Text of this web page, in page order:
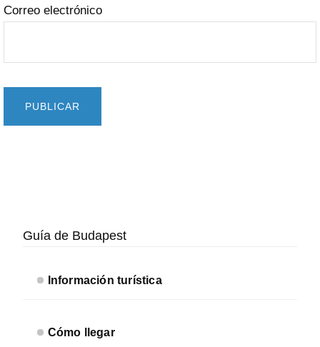
Correo electrónico
lateral
Guía de Budapest
Información turística
Cómo llegar